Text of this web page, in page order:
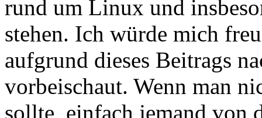
rund um Linux und
stehen. Ich würde mich
aufgrund dieses Beitrags
vorbeischaut. Wenn man
sollte, einfach jemand von